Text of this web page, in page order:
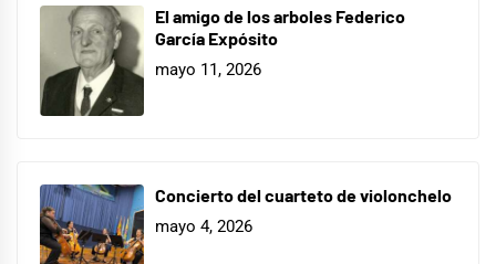
El amigo de los arboles Federico
García Expósito
mayo 11, 2026
Concierto del cuarteto de violonchelo
mayo 4, 2026